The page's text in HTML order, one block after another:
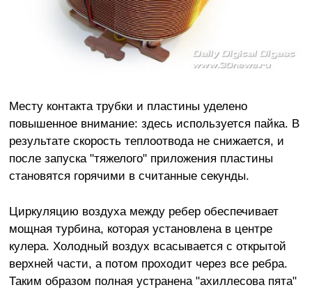
Месту контакта трубки и пластины уделено
повышенное внимание: здесь используется пайка. В
результате скорость теплоотвода не снижается, и
после запуска "тяжелого" приложения пластины
становятся горячими в считанные секунды.
Циркуляцию воздуха между ребер обеспечивает
мощная турбина, которая установлена в центре
кулера. Холодный воздух всасывается с открытой
верхней части, а потом проходит через все ребра.
Таким образом полная устранена "ахиллесова пята"